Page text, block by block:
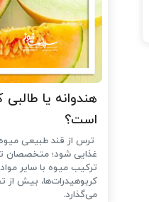
هندوانه یا طالبی
است؟
ترس از قند طبیعی
غذایی شود؛ متخصصان
ترکیب میوه با سایر
کربوهیدرات‌ها، بیش از
می‌گذارد.